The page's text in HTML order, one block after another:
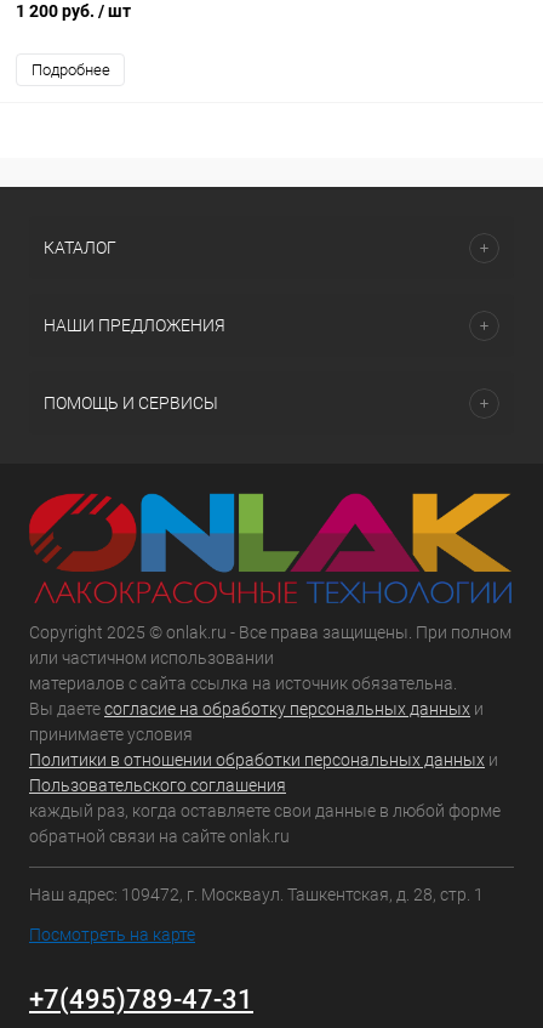
1 200 руб. / шт
Подробнее
КАТАЛОГ
НАШИ ПРЕДЛОЖЕНИЯ
ПОМОЩЬ И СЕРВИСЫ
Copyright 2025 © onlak.ru - Все права защищены. При полном
или частичном использовании
материалов с сайта ссылка на источник обязательна.
Вы даетесогласие на обработку персональных данных и
принимаете условия
Политики в отношении обработки персональных данных и
Пользовательского соглашения
каждый раз, когда оставляете свои данные в любой форме
обратной связи на сайте onlak.ru
Наш адрес: 109472, г. Москваул. Ташкентская, д. 28, стр. 1
Посмотреть на карте
+7(495)789-47-31